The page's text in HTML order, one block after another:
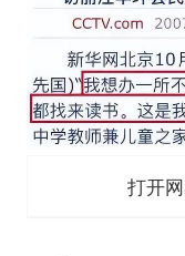
打开